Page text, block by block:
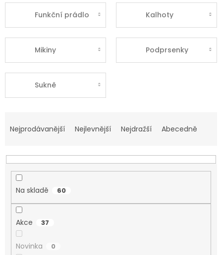
Funkční prádlo Kalhoty
Mikiny Podprsenky
Sukně
n
Nejprodávanější Nejlevnější Nejdražší Abecedně
Na skladě 60
Akce 37
Novinka 0